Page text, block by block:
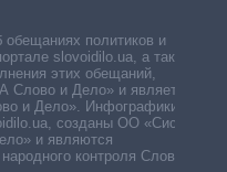
политиков и
slovoidilo.ua, а также
этих обещаний,
и Дело» и является
и Дело». Инфографики,
созданы ОО «Система
и являются
контроля Слово и